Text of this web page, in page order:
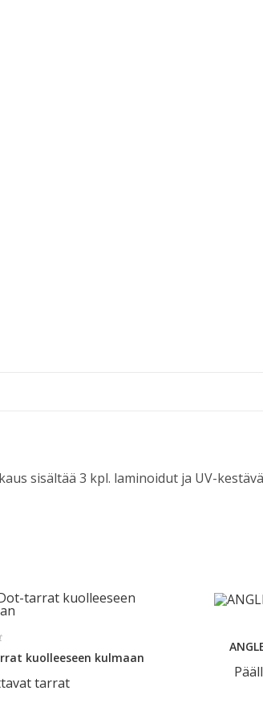
sisältää 3 kpl. laminoidut ja UV-
kuolleeseen kulmaan
tarrat